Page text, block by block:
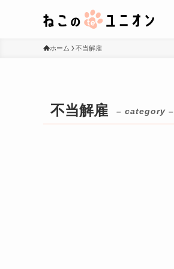
ホーム 不当解雇
不当解雇 – category –